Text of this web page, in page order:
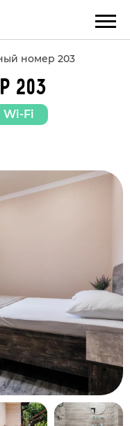
номер 203
203
Wi-Fi